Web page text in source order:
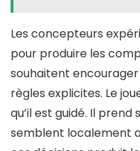
Les concepteurs
pour produire les
souhaitent
règles explicites. Le
qu’il est guidé. Il
semblent localement